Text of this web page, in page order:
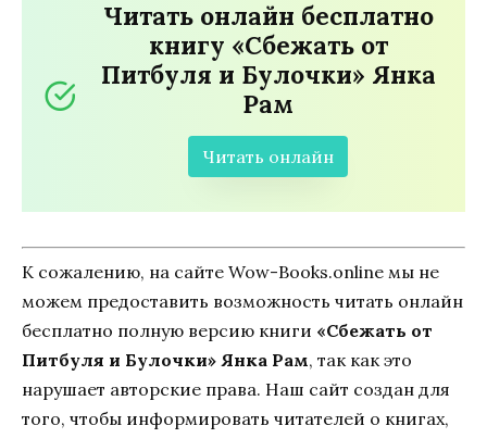
Читать онлайн бесплатно
книгу «Сбежать от
Питбуля и Булочки» Янка
Рам
Читать онлайн
К сожалению, на сайте Wow-Books.online мы не
можем предоставить возможность читать онлайн
бесплатно полную версию книги «Сбежать от
Питбуля и Булочки» Янка Рам, так как это
нарушает авторские права. Наш сайт создан для
того, чтобы информировать читателей о книгах,